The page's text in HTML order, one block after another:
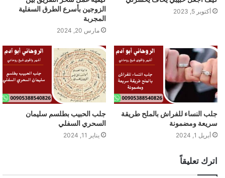
أكتوبر 5, 2023
الزوجين بأسرع الطرق السفلية
المجربة
مارس 20, 2024
جلب النساء للفراش بالملح طريقة
سريعة ومضمونة
أبريل 1, 2024
جلب الحبيب بطلسم سليمان
السحري السفلي
يناير 11, 2024
اترك تعليقاً